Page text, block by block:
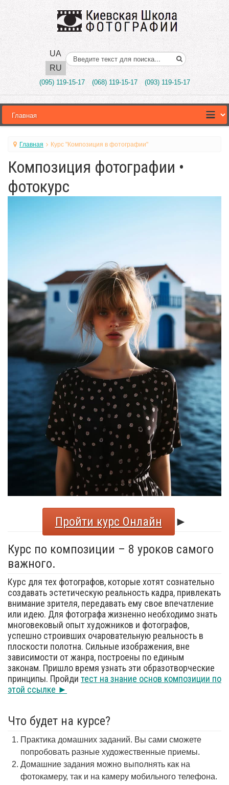
UA
RU
Поиск..
(095) 119-15-17 (068) 119-15-17 (093) 119-15-17
Главная Курс "Композиция в фотографии"
Композиция фотографии •
фотокурс
Пройти курс Онлайн
►
Курс по композиции – 8 уроков самого
важного.
Курс для тех фотографов, которые хотят сознательно
создавать эстетическую реальность кадра, привлекать
внимание зрителя, передавать ему свое впечатление
или идею. Для фотографа жизненно необходимо знать
многовековый опыт художников и фотографов,
успешно строивших очаровательную реальность в
плоскости полотна. Сильные изображения, вне
зависимости от жанра, построены по единым
законам. Пришло время узнать эти образотворческие
принципы. Пройди тест на знание основ композиции по
этой ссылке ►
Что будет на курсе?
Практика домашних заданий. Вы сами сможете
попробовать разные художественные приемы.
Домашние задания можно выполнять как на
фотокамеру, так и на камеру мобильного телефона.